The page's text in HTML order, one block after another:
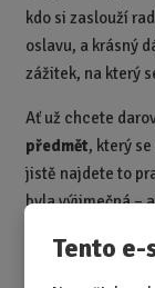
Tento
kdo si zaslouží
oslavu, a krásný
zážitek, na který
Ať už chcete
předmět, který
jistě najdete to
byla výjimečná –